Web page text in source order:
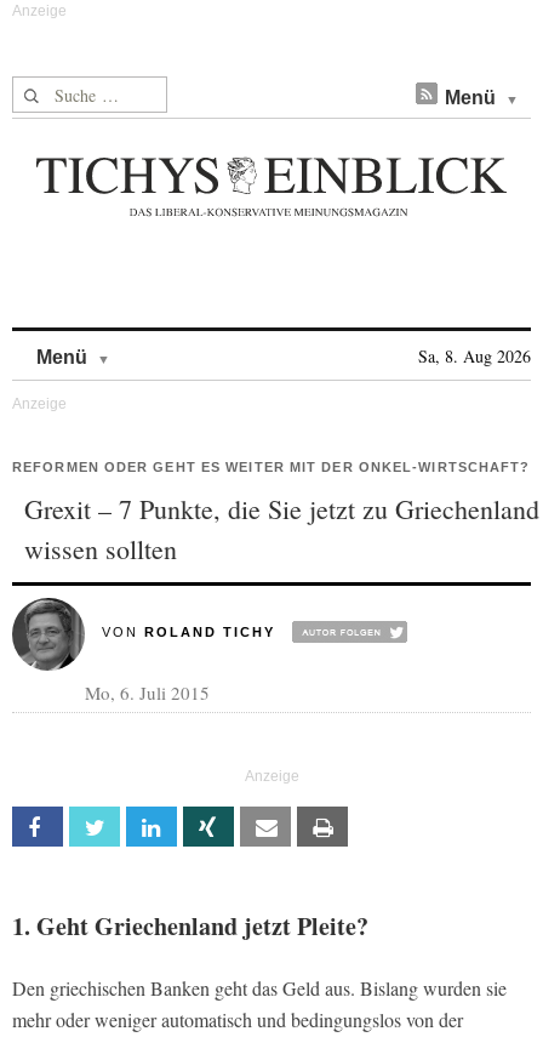
Suche nach: Menü
Menü Sa, 8. Aug 2026
REFORMEN ODER GEHT ES WEITER MIT DER ONKEL-WIRTSCHAFT?
Grexit – 7 Punkte, die Sie jetzt zu Griechenland
wissen sollten
VON ROLAND TICHY
Mo, 6. Juli 2015
Facebook Twitter Linkedin Xing Email
1. Geht Griechenland jetzt Pleite?
Den griechischen Banken geht das Geld aus. Bislang wurden sie
mehr oder weniger automatisch und bedingungslos von der